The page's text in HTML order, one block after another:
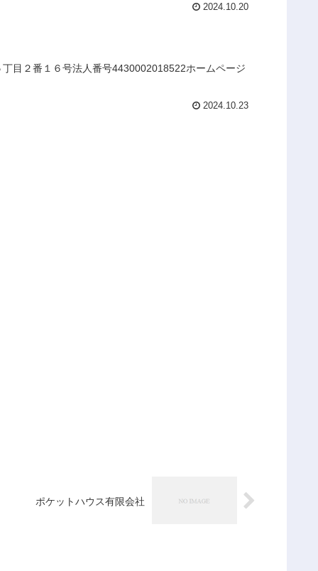
2024.10.20
目２番１６号法人番号4430002018522ホームページ
2024.10.23
ポケットハウス有限会社